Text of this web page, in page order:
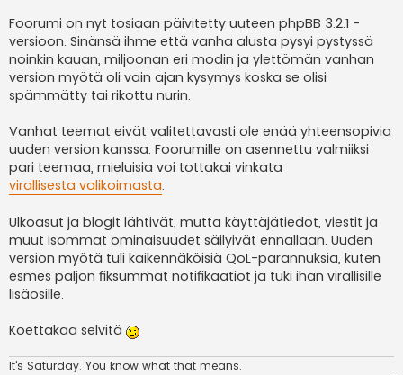
Foorumi on nyt tosiaan päivitetty uuteen phpBB 3.2.1 -
versioon. Sinänsä ihme että vanha alusta pysyi pystyssä
noinkin kauan, miljoonan eri modin ja ylettömän vanhan
version myötä oli vain ajan kysymys koska se olisi
spämmätty tai rikottu nurin.
Vanhat teemat eivät valitettavasti ole enää yhteensopivia
uuden version kanssa. Foorumille on asennettu valmiiksi
pari teemaa, mieluisia voi tottakai vinkata
virallisesta valikoimasta.
Ulkoasut ja blogit lähtivät, mutta käyttäjätiedot, viestit ja
muut isommat ominaisuudet säilyivät ennallaan. Uuden
version myötä tuli kaikennäköisiä QoL-parannuksia, kuten
esmes paljon fiksummat notifikaatiot ja tuki ihan virallisille
lisäosille.
Koettakaa selvitä
It's Saturday. You know what that means.